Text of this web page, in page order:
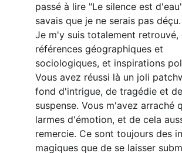
passé à lire "Le silence est
savais que je ne serais pas
Je m'y suis totalement retrouvé,
références géographiques et
sociologiques, et inspirations
Vous avez réussi là un joli
fond d'intrigue, de tragédie et de
suspense. Vous m'avez arraché
larmes d'émotion, et de cela
remercie. Ce sont toujours des
magiques que de se laisser